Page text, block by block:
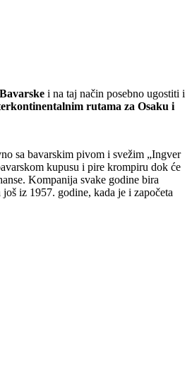
i na taj način posebno ugostiti i
rutama za Osaku i
sa bavarskim pivom i svežim „Ingver
kupusu i pire krompiru dok će
Kompanija svake godine bira
iz 1957. godine, kada je i započeta